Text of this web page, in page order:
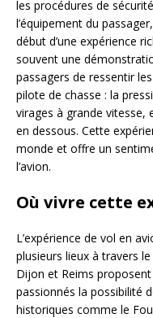
les procédures de
l’équipement du
début d’une expérience
souvent une
passagers de ressentir
pilote de chasse : la
virages à grande vitesse,
en dessous. Cette
monde et offre un
l’avion.
Où vivre cette
L’expérience de vol en
plusieurs lieux à travers
Dijon et Reims
passionnés la possibilité
historiques comme le